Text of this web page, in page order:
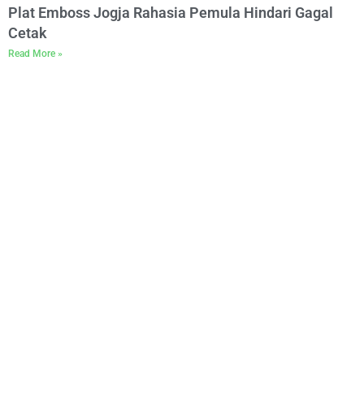
Plat Emboss Jogja Rahasia Pemula Hindari Gagal
Cetak
Read More »